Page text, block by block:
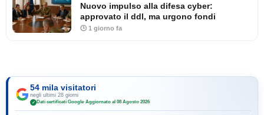
Nuovo impulso alla difesa cyber:
approvato il ddl, ma urgono fondi
🕒 1 giorno fa
54 mila visitatori
negli ultimi 28 giorni
✓ Dati certificati Google·Aggiornato al 08 Agosto 2026